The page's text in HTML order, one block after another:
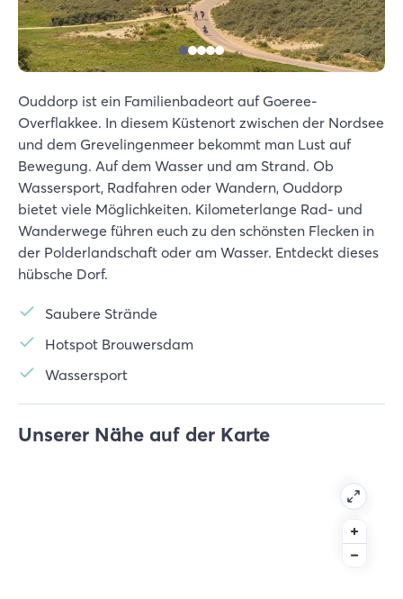
Ouddorp ist ein Familienbadeort auf Goeree-
Overflakkee. In diesem Küstenort zwischen der Nordsee
und dem Grevelingenmeer bekommt man Lust auf
Bewegung. Auf dem Wasser und am Strand. Ob
Wassersport, Radfahren oder Wandern, Ouddorp
bietet viele Möglichkeiten. Kilometerlange Rad- und
Wanderwege führen euch zu den schönsten Flecken in
der Polderlandschaft oder am Wasser. Entdeckt dieses
hübsche Dorf.
Saubere Strände
Hotspot Brouwersdam
Wassersport
Unserer Nähe auf der Karte